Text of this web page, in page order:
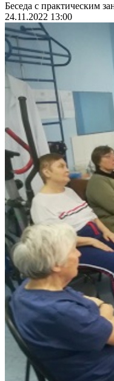
Беседа с практическим
24.11.2022 13:00